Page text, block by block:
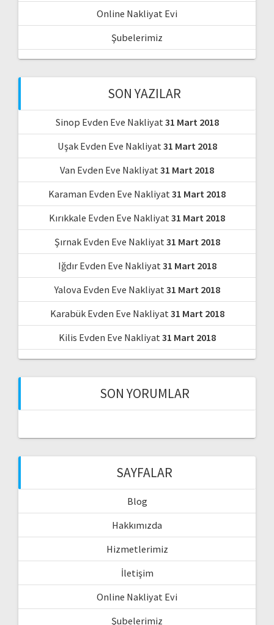
Online Nakliyat Evi
Şubelerimiz
SON YAZILAR
Sinop Evden Eve Nakliyat31 Mart 2018
Uşak Evden Eve Nakliyat31 Mart 2018
Van Evden Eve Nakliyat31 Mart 2018
Karaman Evden Eve Nakliyat31 Mart 2018
Kırıkkale Evden Eve Nakliyat31 Mart 2018
Şırnak Evden Eve Nakliyat31 Mart 2018
Iğdır Evden Eve Nakliyat31 Mart 2018
Yalova Evden Eve Nakliyat31 Mart 2018
Karabük Evden Eve Nakliyat31 Mart 2018
Kilis Evden Eve Nakliyat31 Mart 2018
SON YORUMLAR
SAYFALAR
Blog
Hakkımızda
Hizmetlerimiz
İletişim
Online Nakliyat Evi
Şubelerimiz